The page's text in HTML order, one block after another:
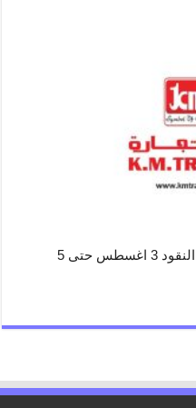
عروض كي إم الشارقة اليوم توفير النقود 3 اغسطس حتى 5